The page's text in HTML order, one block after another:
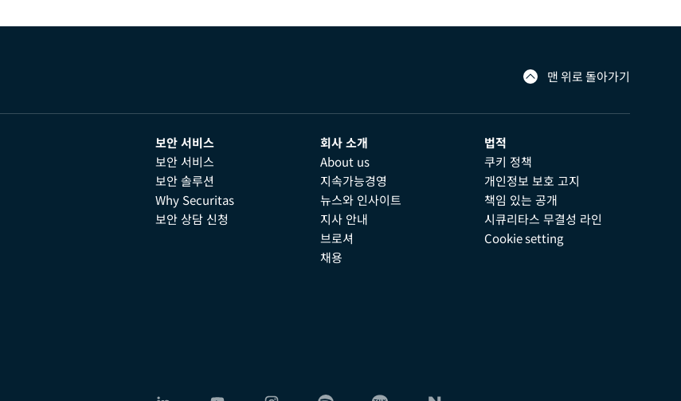
맨 위로 돌아가기
보안 서비스
보안 서비스
보안 솔루션
Why Securitas
보안 상담 신청
회사 소개
About us
지속가능경영
뉴스와 인사이트
지사 안내
브로셔
채용
법적
쿠키 정책
개인정보 보호 고지
책임 있는 공개
시큐리타스 무결성 라인
Cookie setting